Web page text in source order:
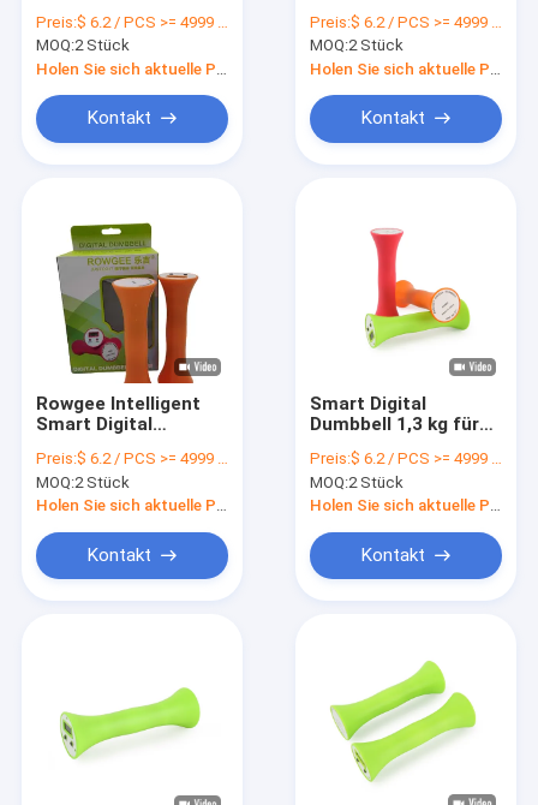
für Aerobic in der
Schule
Preis:$ 6.2 / PCS >= 4999 PCS
MOQ:2 Stück
Kontakt
Ferntracking der
Fitness
Preis:$ 6.2 / PCS >= 4999 PCS
MOQ:2 Stück
Kontakt
Rowgee Intelligent
Smart Digital
persönliche
Trainingseinheiten
Preis:$ 6.2 / PCS >= 4999 PCS
MOQ:2 Stück
Kontakt
Smart Digital
Dumbbell 1,3 kg für
Jugendliche zum
Muskelaufbau
Preis:$ 6.2 / PCS >= 4999 PCS
MOQ:2 Stück
Kontakt